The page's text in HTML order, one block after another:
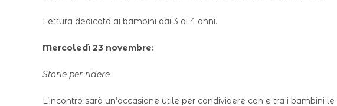
Lettura dedicata ai bambini dai 3 ai 4 anni.
Mercoledì 23 novembre:
Storie per ridere
L’incontro sarà un’occasione utile per condividere con e tra i bambini